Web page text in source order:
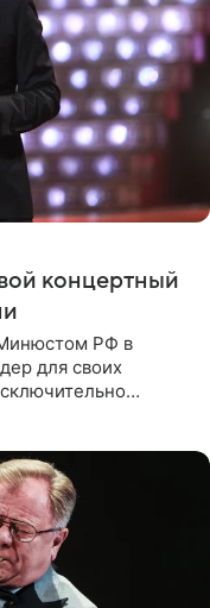
концертный
РФ в
для своих